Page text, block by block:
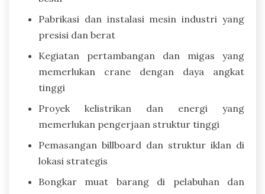
Pabrikasi dan instalasi mesin industri yang
presisi dan berat
Kegiatan pertambangan dan migas yang
memerlukan crane dengan daya angkat
tinggi
Proyek kelistrikan dan energi yang
memerlukan pengerjaan struktur tinggi
Pemasangan billboard dan struktur iklan di
lokasi strategis
Bongkar muat barang di pelabuhan dan